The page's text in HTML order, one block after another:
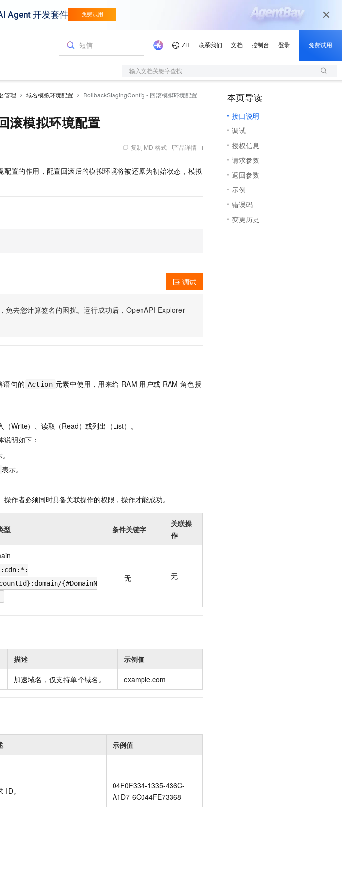
输入文档关键字查找
管理 域名模拟环境配置 RollbackStagingConfig - 回滚模拟环境配置
模拟环境配置
复制 MD 格式 产品详情
配置的作用，配置回滚后的模拟环境将被还原为初始状态，模拟
免去您计算签名的困扰。运行成功后，OpenAPI Explorer
调试
语句的 Action 元素中使用，用来给 RAM 用户或 RAM 角色授
Write）、读取（Read）或列出（List）。
明如下：
表示。
作者必须同时具备关联操作的权限，操作才能成功。
型 条件关键字
关联操
作
{#DomainN
无 无
描述 示例值
加速域名，仅支持单个域名。 example.com
示例值
ID。
04F0F334-1335-436C-
A1D7-6C044FE73368
本页导读
接口说明
调试
授权信息
请求参数
返回参数
示例
错误码
变更历史